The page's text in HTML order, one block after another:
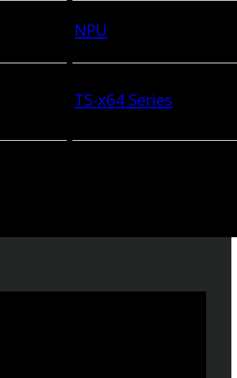
NPU
TS-x64 Series